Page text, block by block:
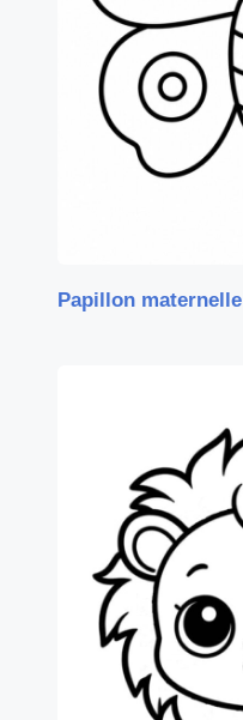
Papillon maternelle